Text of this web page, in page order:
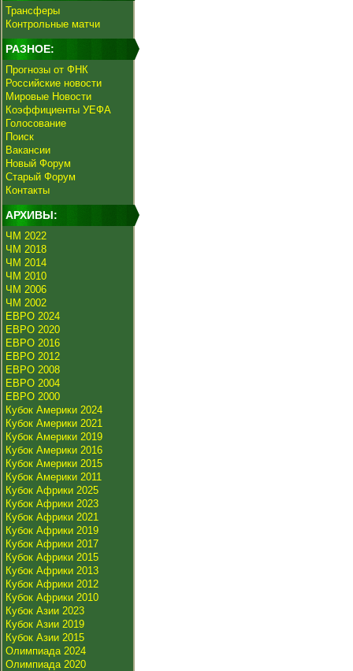
Трансферы
Контрольные матчи
РАЗНОЕ:
Прогнозы от ФНК
Российские новости
Мировые Новости
Коэффициенты УЕФА
Голосование
Поиск
Вакансии
Новый Форум
Старый Форум
Контакты
АРХИВЫ:
ЧМ 2022
ЧМ 2018
ЧМ 2014
ЧМ 2010
ЧМ 2006
ЧМ 2002
ЕВРО 2024
ЕВРО 2020
ЕВРО 2016
ЕВРО 2012
ЕВРО 2008
ЕВРО 2004
ЕВРО 2000
Кубок Америки 2024
Кубок Америки 2021
Кубок Америки 2019
Кубок Америки 2016
Кубок Америки 2015
Кубок Америки 2011
Кубок Африки 2025
Кубок Африки 2023
Кубок Африки 2021
Кубок Африки 2019
Кубок Африки 2017
Кубок Африки 2015
Кубок Африки 2013
Кубок Африки 2012
Кубок Африки 2010
Кубок Азии 2023
Кубок Азии 2019
Кубок Азии 2015
Олимпиада 2024
Олимпиада 2020